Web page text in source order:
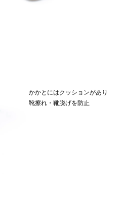
かかとにはクッションがあり
靴擦れ・靴脱げを防止